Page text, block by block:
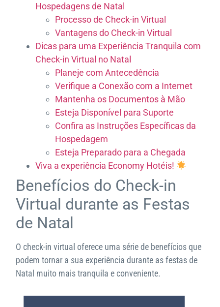
Hospedagens de Natal
Processo de Check-in Virtual
Vantagens do Check-in Virtual
Dicas para uma Experiência Tranquila com
Check-in Virtual no Natal
Planeje com Antecedência
Verifique a Conexão com a Internet
Mantenha os Documentos à Mão
Esteja Disponível para Suporte
Confira as Instruções Específicas da
Hospedagem
Esteja Preparado para a Chegada
Viva a experiência Economy Hotéis!
Benefícios do Check-in
Virtual durante as Festas
de Natal
O check-in virtual oferece uma série de benefícios que
podem tornar a sua experiência durante as festas de
Natal muito mais tranquila e conveniente.